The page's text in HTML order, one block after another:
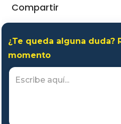
Compartir
¿Te queda alguna duda?
momento